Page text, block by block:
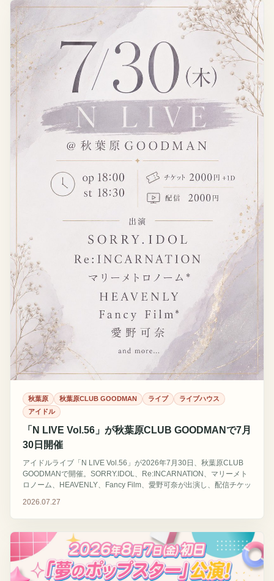
秋葉原 秋葉原CLUB GOODMAN ライブ
ライブハウス
アイドル
「N LIVE Vol.56」が秋葉原CLUB GOODMANで7月
30日開催
アイドルライブ「N LIVE Vol.56」が2026年7月30日、秋葉原CLUB
GOODMANで開催。SORRY.IDOL、Re:INCARNATION、マリーメト
ロノーム、HEAVENLY、Fancy Film、愛野可奈が出演し、配信チケッ
2026.07.27